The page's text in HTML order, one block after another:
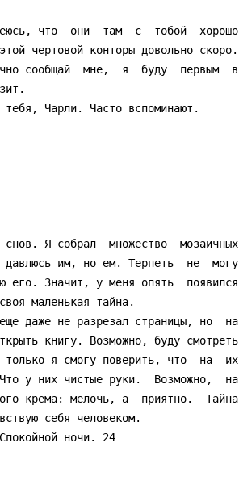
чертовой конторы довольно скоро.
сообщай  мне,  я  буду  первым  в
давлюсь им, но ем. Терпеть  не  могу
его. Значит, у меня опять  появился
маленькая тайна.
книгу. Возможно, буду смотреть
только я смогу поверить, что  на  их
у них чистые руки.  Возможно,  на
крема: мелочь, а  приятно.  Тайна
себя человеком.